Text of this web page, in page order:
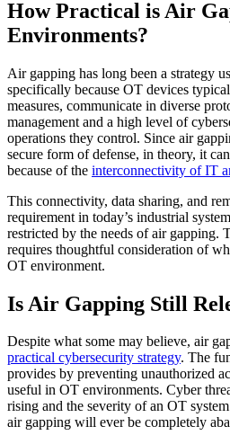
How Practical is Air
Environments?
Air gapping has long been a strategy
specifically because OT devices
measures, communicate in diverse
management and a high level of
operations they control. Since air
secure form of defense, in theory, it
because of the interconnectivity of IT
This connectivity, data sharing, and
requirement in today’s industrial
restricted by the needs of air gapping.
requires thoughtful consideration of
OT environment.
Is Air Gapping Still
Despite what some may believe, air
practical cybersecurity strategy. The
provides by preventing unauthorized
useful in OT environments. Cyber
rising and the severity of an OT
air gapping will ever be completely